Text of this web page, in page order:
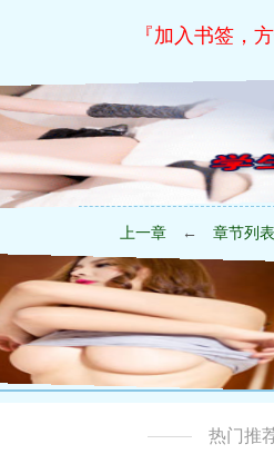
『加入书签，
上一章 ← 章节列表
热门推